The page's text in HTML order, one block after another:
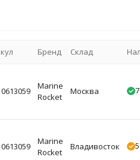
Бренд Склад
Marine
Rocket
Москва
Marine
Rocket
Владивосток